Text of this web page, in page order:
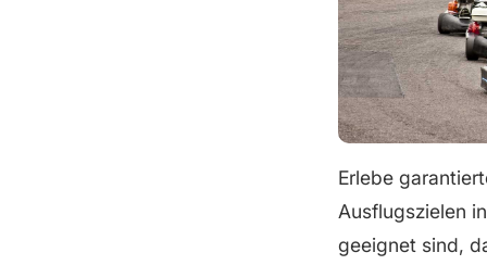
Erlebe
Ausflugszielen
geeignet sind,